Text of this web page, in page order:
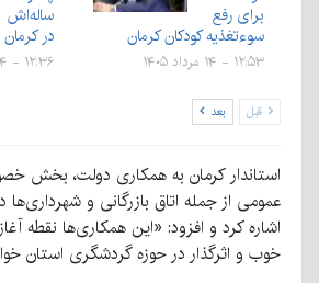
برای رفع
سوءتغذیه کودکان کرمان
۱۲:۵۳ - ۱۴ مرداد ۱۴۰۵
ساله‌اش
در کرمان
۱۲:۳۶ - ۱۴ مرداد ۱۴۰۵
قبل بعد
استاندار کرمان به همکاری دولت، بخش
عمومی از جمله اتاق بازرگانی و شهرداری‌ها
اشاره کرد و افزود: «این همکاری‌ها نقطه
خوب و اثرگذار در حوزه گردشگری استان